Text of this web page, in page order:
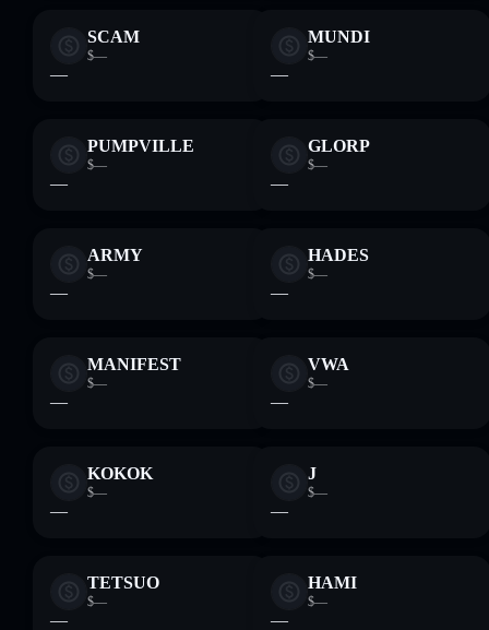
SCAM
$—
—
MUNDI
$—
—
PUMPVILLE
$—
—
GLORP
$—
—
ARMY
$—
—
HADES
$—
—
MANIFEST
$—
—
VWA
$—
—
KOKOK
$—
—
J
$—
—
TETSUO
$—
—
HAMI
$—
—